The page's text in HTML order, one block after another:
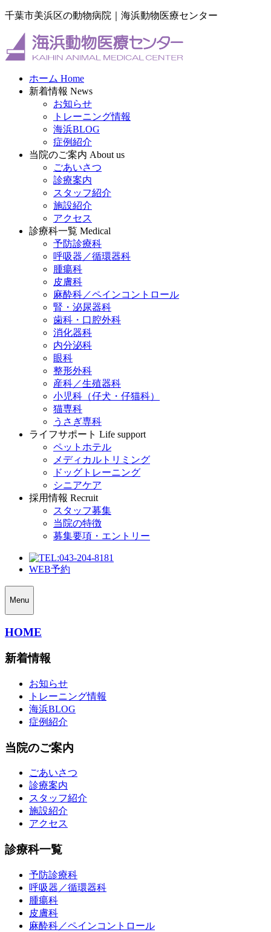
千葉市美浜区の動物病院｜海浜動物医療センター
ホーム Home
新着情報 News
お知らせ
トレーニング情報
海浜BLOG
症例紹介
当院のご案内 About us
ごあいさつ
診療案内
スタッフ紹介
施設紹介
アクセス
診療科一覧 Medical
予防診療科
呼吸器／循環器科
腫瘍科
皮膚科
麻酔科／ペインコントロール
腎・泌尿器科
歯科・口腔外科
消化器科
内分泌科
眼科
整形外科
産科／生殖器科
小児科（仔犬・仔猫科）
猫専科
うさぎ専科
ライフサポート Life support
ペットホテル
メディカルトリミング
ドッグトレーニング
シニアケア
採用情報 Recruit
スタッフ募集
当院の特徴
募集要項・エントリー
043-204-8181
WEB予約
Menu
HOME
新着情報
お知らせ
トレーニング情報
海浜BLOG
症例紹介
当院のご案内
ごあいさつ
診療案内
スタッフ紹介
施設紹介
アクセス
診療科一覧
予防診療科
呼吸器／循環器科
腫瘍科
皮膚科
麻酔科／ペインコントロール